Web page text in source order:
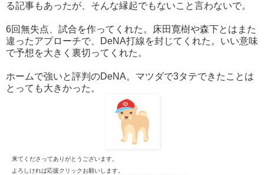
る記事もあったが、そんな縁起でもないこと言わないで。
6回無失点、試合を作ってくれた。床田寛樹や森下とはまた
違ったアプローチで、DeNA打線を封じてくれた。いい意味
で予想を大きく裏切ってくれた。
ホームで強いと評判のDeNA。マツダで3タテできたことは
とっても大きかった。
来てくださってありがとうございます。
よろしければ応援クリックお願いします。